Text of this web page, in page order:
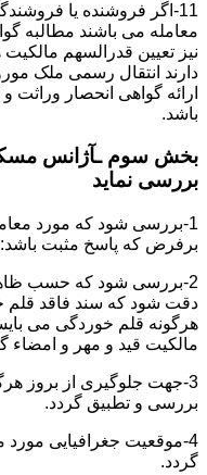
11-اگر فروشنده یا
معامله می باشند مطالبه
نیز تعیین قدرالسهم
دارند انتقال رسمی ملک
ارائه گواهی انحصار وراثت
باشد.
بخش سوم ـآژانس
بررسی نماید
1-بررسی شود که مورد
برفرض که پاسخ مثبت باشد:
2-بررسی شود که حسب
دقت شود که سند فاقد قلم
هرگونه قلم خوردگی می
مالکیت قید و مهر و امضاء
3-جهت جلوگیری از بروز
بررسی و تطبیق گردد.
4-موقعیت جغرافیایی
گردد.